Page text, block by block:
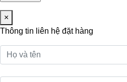
×
Thông tin liên hệ đặt hàng